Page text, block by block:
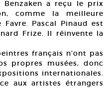
a reçu le prix
comme la meilleure
Pascal Pinaud est
Frize. Il réinvente la
français n’ont pas
propres musées, donc
internationales.
aux artistes étrangers